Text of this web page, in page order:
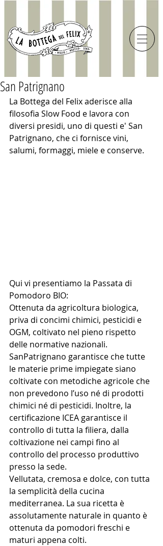
San Patrignano
La Bottega del Felix aderisce alla
filosofia Slow Food e lavora con
diversi presidi, uno di questi e' San
Patrignano, che ci fornisce vini,
salumi, formaggi, miele e conserve.
Qui vi presentiamo la Passata di
Pomodoro BIO:
Ottenuta da agricoltura biologica,
priva di concimi chimici, pesticidi e
OGM, coltivato nel pieno rispetto
delle normative nazionali.
SanPatrignano garantisce che tutte
le materie prime impiegate siano
coltivate con metodiche agricole che
non prevedono l’uso né di prodotti
chimici né di pesticidi. Inoltre, la
certificazione ICEA garantisce il
controllo di tutta la filiera, dalla
coltivazione nei campi fino al
controllo del processo produttivo
presso la sede.
Vellutata, cremosa e dolce, con tutta
la semplicità della cucina
mediterranea. La sua ricetta è
assolutamente naturale in quanto è
ottenuta da pomodori freschi e
maturi appena colti.